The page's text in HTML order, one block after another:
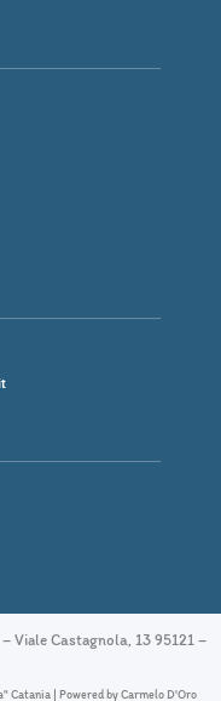
– Viale Castagnola, 13 95121 –
Catania | Powered by Carmelo D'Oro